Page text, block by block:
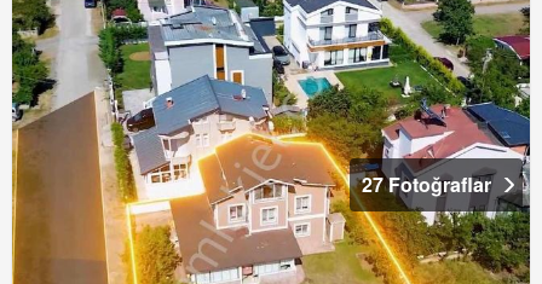
27 Fotoğraflar